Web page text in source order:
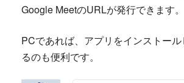
Google MeetのURLが発行できます。
PCであれば、アプリをインストール
るのも便利です。